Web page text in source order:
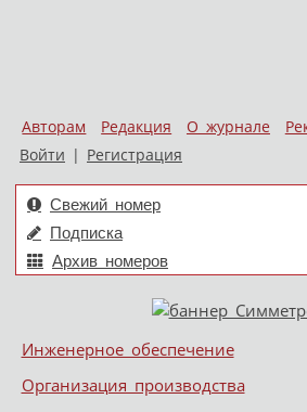
Авторам Редакция О журнале
Войти | Регистрация
Свежий номер
Подписка
Архив номеров
Меню
Skip to content
Инженерное обеспечение
Организация производства